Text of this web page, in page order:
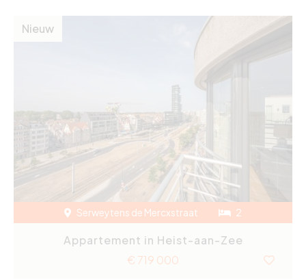
Nieuw
Serweytens de Mercxstraat 2
Appartement in Heist-aan-Zee
€ 719 000